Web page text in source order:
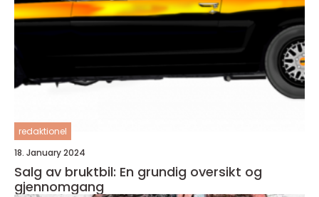
redaktionel
18. January 2024
Salg av bruktbil: En grundig oversikt og
gjennomgang